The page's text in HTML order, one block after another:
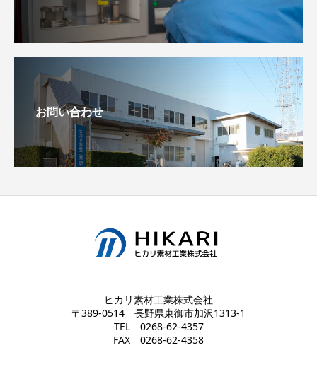
お問い合わせ
ヒカリ素材工業株式会社
〒389-0514 長野県東御市加沢1313-1
TEL 0268-62-4357
FAX 0268-62-4358